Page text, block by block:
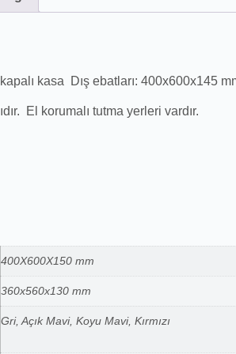
kasa Dış ebatları: 400x600x145
El korumalı tutma yerleri vardır.
400X600X150 mm
360x560x130 mm
Gri, Açık Mavi, Koyu Mavi, Kırmızı